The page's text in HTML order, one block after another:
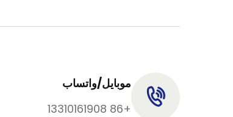
موبايل/واتساب
+86 13310161908